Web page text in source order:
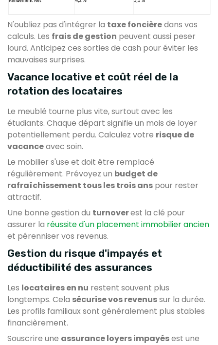
N'oubliez pas d'intégrer la taxe foncièredans vos
calculs. Les frais de gestion peuvent aussi peser
lourd. Anticipez ces sorties de cash pour éviter les
mauvaises surprises.
Vacance locative et coût réel de la
rotation des locataires
Le meublé tourne plus vite, surtout avec les
étudiants. Chaque départ signifie un mois de loyer
potentiellement perdu. Calculez votre risque de
vacanceavec soin.
Le mobilier s'use et doit être remplacé
régulièrement. Prévoyez un budget de
rafraîchissement tous les trois ans pour rester
attractif.
Une bonne gestion du turnoverest la clé pour
assurer la réussite d'un placement immobilier ancien
et pérenniser vos revenus.
Gestion du risque d'impayés et
déductibilité des assurances
Les locataires en nu restent souvent plus
longtemps. Cela sécurise vos revenussur la durée.
Les profils familiaux sont généralement plus stables
financièrement.
Souscrire une assurance loyers impayésest une